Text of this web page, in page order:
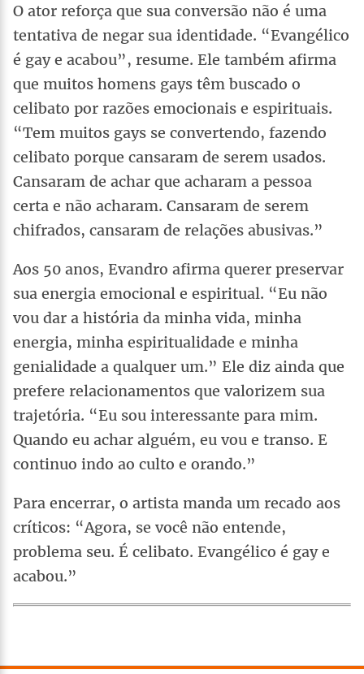
O ator reforça que sua conversão não é uma
tentativa de negar sua identidade. “Evangélico
é gay e acabou”, resume. Ele também afirma
que muitos homens gays têm buscado o
celibato por razões emocionais e espirituais.
“Tem muitos gays se convertendo, fazendo
celibato porque cansaram de serem usados.
Cansaram de achar que acharam a pessoa
certa e não acharam. Cansaram de serem
chifrados, cansaram de relações abusivas.”
Aos 50 anos, Evandro afirma querer preservar
sua energia emocional e espiritual. “Eu não
vou dar a história da minha vida, minha
energia, minha espiritualidade e minha
genialidade a qualquer um.” Ele diz ainda que
prefere relacionamentos que valorizem sua
trajetória. “Eu sou interessante para mim.
Quando eu achar alguém, eu vou e transo. E
continuo indo ao culto e orando.”
Para encerrar, o artista manda um recado aos
críticos: “Agora, se você não entende,
problema seu. É celibato. Evangélico é gay e
acabou.”